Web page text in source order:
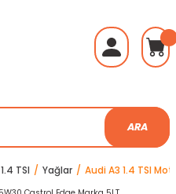
ARA
1.4 TSI Yağlar Audi A3 1.4 TSI